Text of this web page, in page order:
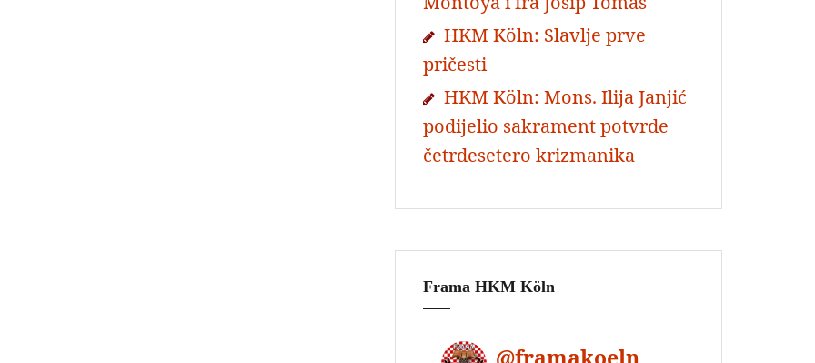
HKM Köln: Slavlje prve
pričesti
HKM Köln: Mons. Ilija Janjić
podijelio sakrament potvrde
četrdesetero krizmanika
Frama HKM Köln